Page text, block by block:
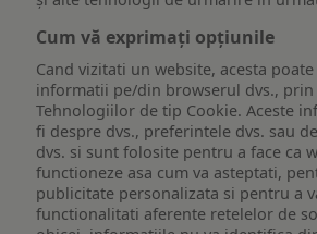
Cum vă exprimați opțiunile
Cand vizitati un website, acesta poate
informatii pe/din browserul dvs.,
Tehnologiilor de tip Cookie. Aceste
fi despre dvs., preferintele dvs. sau
dvs. si sunt folosite pentru a face ca
functioneze asa cum va asteptati,
publicitate personalizata si pentru a
functionalitati aferente retelelor de